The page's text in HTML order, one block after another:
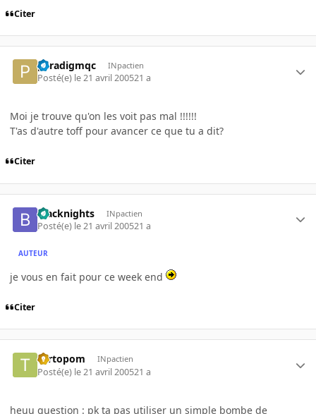
Citer
paradigmqc INpactien
Posté(e) le 21 avril 200521 a
Moi je trouve qu'on les voit pas mal !!!!!!
T'as d'autre toff pour avancer ce que tu a dit?
Citer
blacknights INpactien
Posté(e) le 21 avril 200521 a
AUTEUR
je vous en fait pour ce week end
Citer
Tartopom INpactien
Posté(e) le 21 avril 200521 a
heuu question : pk ta pas utiliser un simple bombe de